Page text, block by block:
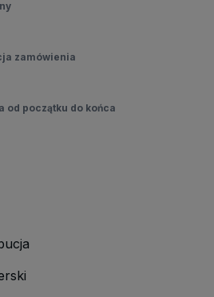
zamówienia
od początku do końca